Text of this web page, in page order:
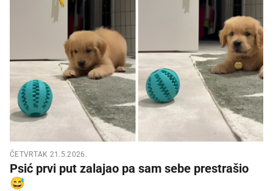
ČETVRTAK 21.5.2026.
Psić prvi put zalajao pa sam sebe prestrašio
😅